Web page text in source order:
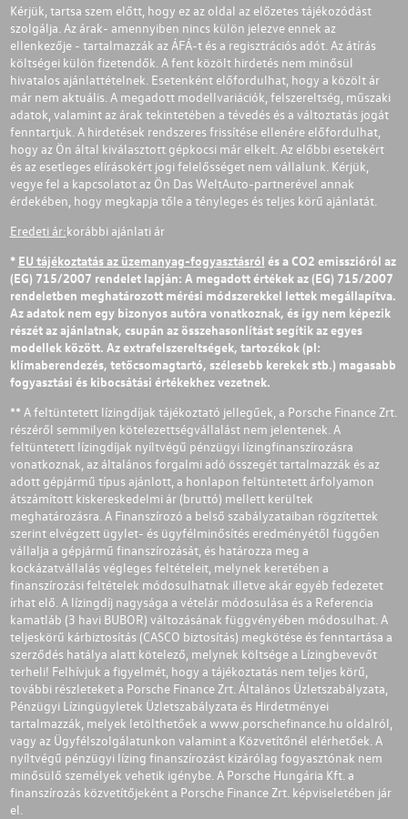
Kérjük, tartsa szem előtt, hogy ez az oldal az előzetes tájékozódást
szolgálja. Az árak- amennyiben nincs külön jelezve ennek az
ellenkezője - tartalmazzák az ÁFÁ-t és a regisztrációs adót. Az átírás
költségei külön fizetendők. A fent közölt hirdetés nem minősül
hivatalos ajánlattételnek. Esetenként előfordulhat, hogy a közölt ár
már nem aktuális. A megadott modellvariációk, felszereltség, műszaki
adatok, valamint az árak tekintetében a tévedés és a változtatás jogát
fenntartjuk. A hirdetések rendszeres frissítése ellenére előfordulhat,
hogy az Ön által kiválasztott gépkocsi már elkelt. Az előbbi esetekért
és az esetleges elírásokért jogi felelősséget nem vállalunk. Kérjük,
vegye fel a kapcsolatot az Ön Das WeltAuto-partnerével annak
érdekében, hogy megkapja tőle a tényleges és teljes körű ajánlatát.
Eredeti ár:korábbi ajánlati ár
* EU tájékoztatás az üzemanyag-fogyasztásról és a CO2 emisszióról az
(EG) 715/2007 rendelet lapján: A megadott értékek az (EG) 715/2007
rendeletben meghatározott mérési módszerekkel lettek megállapítva.
Az adatok nem egy bizonyos autóra vonatkoznak, és így nem képezik
részét az ajánlatnak, csupán az összehasonlítást segítik az egyes
modellek között. Az extrafelszereltségek, tartozékok (pl:
klímaberendezés, tetőcsomagtartó, szélesebb kerekek stb.) magasabb
fogyasztási és kibocsátási értékekhez vezetnek.
** A feltüntetett lízingdíjak tájékoztató jellegűek, a Porsche Finance Zrt.
részéről semmilyen kötelezettségvállalást nem jelentenek. A
feltüntetett lízingdíjak nyíltvégű pénzügyi lízingfinanszírozásra
vonatkoznak, az általános forgalmi adó összegét tartalmazzák és az
adott gépjármű típus ajánlott, a honlapon feltüntetett árfolyamon
átszámított kiskereskedelmi ár (bruttó) mellett kerültek
meghatározásra. A Finanszírozó a belső szabályzataiban rögzítettek
szerint elvégzett ügylet- és ügyfélminősítés eredményétől függően
vállalja a gépjármű finanszírozását, és határozza meg a
kockázatvállalás végleges feltételeit, melynek keretében a
finanszírozási feltételek módosulhatnak illetve akár egyéb fedezetet
írhat elő. A lízingdíj nagysága a vételár módosulása és a Referencia
kamatláb (3 havi BUBOR) változásának függvényében módosulhat. A
teljeskörű kárbiztosítás (CASCO biztosítás) megkötése és fenntartása a
szerződés hatálya alatt kötelező, melynek költsége a Lízingbevevőt
terheli! Felhívjuk a figyelmét, hogy a tájékoztatás nem teljes körű,
további részleteket a Porsche Finance Zrt. Általános Üzletszabályzata,
Pénzügyi Lízingügyletek Üzletszabályzata és Hirdetményei
tartalmazzák, melyek letölthetőek a www.porschefinance.hu oldalról,
vagy az Ügyfélszolgálatunkon valamint a Közvetítőnél elérhetőek. A
nyíltvégű pénzügyi lízing finanszírozást kizárólag fogyasztónak nem
minősülő személyek vehetik igénybe. A Porsche Hungária Kft. a
finanszírozás közvetítőjeként a Porsche Finance Zrt. képviseletében jár
el.